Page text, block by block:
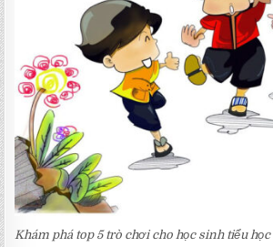
Khám phá top 5 trò chơi cho học sinh tiểu